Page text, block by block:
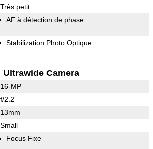
Très petit
AF à détection de phase
Stabilization Photo Optique
Ultrawide Camera
16-MP
f/2.2
13mm
Small
Focus Fixe